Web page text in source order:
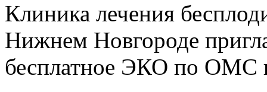
Клиника лечения
Нижнем Новгороде
бесплатное ЭКО по ОМС